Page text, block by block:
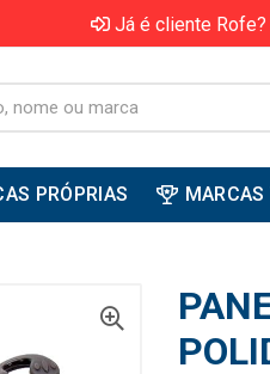
Já é cliente Rofe?
PRÓPRIAS MARCAS